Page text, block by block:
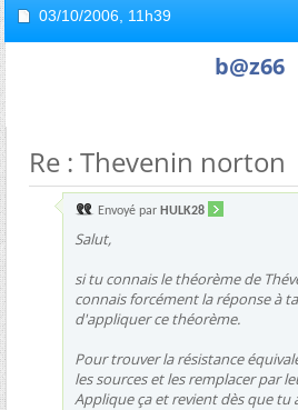
03/10/2006, 11h39
b@z66
Re : Thevenin norton
Envoyé par HULK28
Salut,
si tu connais le théorème de
connais forcément la réponse à
d'appliquer ce théorème.
Pour trouver la résistance
les sources et les remplacer par
Applique ça et revient dès que tu